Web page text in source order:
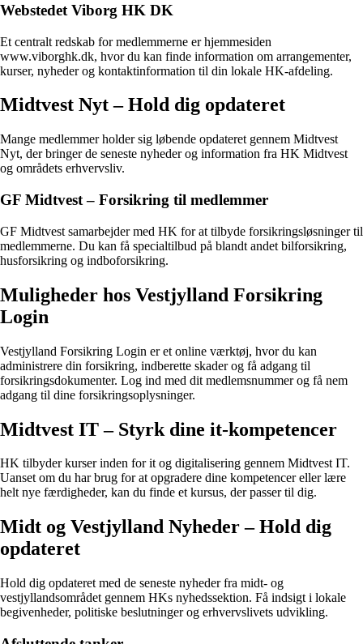
Webstedet Viborg HK DK
Et centralt redskab for medlemmerne er hjemmesiden
www.viborghk.dk, hvor du kan finde information om arrangementer,
kurser, nyheder og kontaktinformation til din lokale HK-afdeling.
Midtvest Nyt – Hold dig opdateret
Mange medlemmer holder sig løbende opdateret gennem Midtvest
Nyt, der bringer de seneste nyheder og information fra HK Midtvest
og områdets erhvervsliv.
GF Midtvest – Forsikring til medlemmer
GF Midtvest samarbejder med HK for at tilbyde forsikringsløsninger til
medlemmerne. Du kan få specialtilbud på blandt andet bilforsikring,
husforsikring og indboforsikring.
Muligheder hos Vestjylland Forsikring
Login
Vestjylland Forsikring Login er et online værktøj, hvor du kan
administrere din forsikring, indberette skader og få adgang til
forsikringsdokumenter. Log ind med dit medlemsnummer og få nem
adgang til dine forsikringsoplysninger.
Midtvest IT – Styrk dine it-kompetencer
HK tilbyder kurser inden for it og digitalisering gennem Midtvest IT.
Uanset om du har brug for at opgradere dine kompetencer eller lære
helt nye færdigheder, kan du finde et kursus, der passer til dig.
Midt og Vestjylland Nyheder – Hold dig
opdateret
Hold dig opdateret med de seneste nyheder fra midt- og
vestjyllandsområdet gennem HKs nyhedssektion. Få indsigt i lokale
begivenheder, politiske beslutninger og erhvervslivets udvikling.